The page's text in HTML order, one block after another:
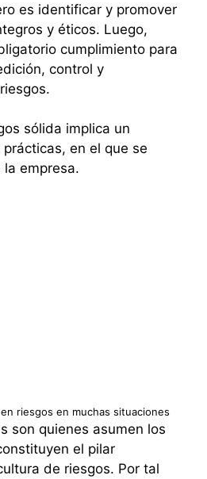
es identificar y promover
y éticos. Luego,
cumplimiento para
control y
sólida implica un
en el que se
empresa.
riesgos en muchas situaciones
son quienes asumen los
el pilar
de riesgos. Por tal